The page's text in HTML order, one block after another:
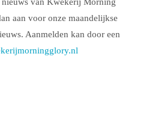
van Kwekerij Morning
aan voor onze maandelijkse
Aanmelden kan door een